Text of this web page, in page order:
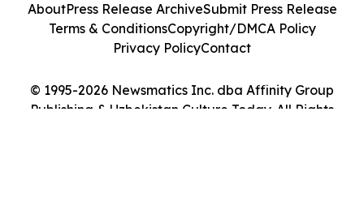
© 1995-2026 Newsmatics Inc. dba Affinity Group
Publishing & Uzbekistan Culture Today. All Rights
AboutPress Release ArchiveSubmit Press Release
Terms & ConditionsCopyright/DMCA Policy
Privacy PolicyContact